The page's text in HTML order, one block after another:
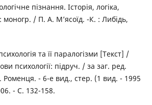
пізнання. Історія, логіка,
моногр. / П. А. М’ясоїд. -К. : Либідь,
та її паралогізми [Текст] /
психології: підруч. / за заг. ред.
- 6-е вид., стер. (1 вид. - 1995
- С. 132-158.